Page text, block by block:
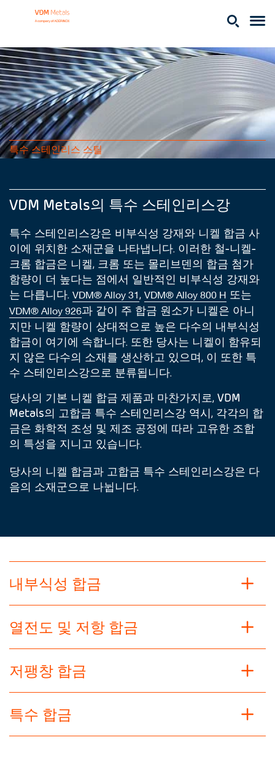
특수 스테인리스 스틸
VDM Metals의 특수 스테인리스강
특수 스테인리스강은 비부식성 강재와 니켈 합금 사
이에 위치한 소재군을 나타냅니다. 이러한 철-니켈-
크롬 합금은 니켈, 크롬 또는 몰리브덴의 합금 첨가
함량이 더 높다는 점에서 일반적인 비부식성 강재와
는 다릅니다.VDM® Alloy 31 ,VDM® Alloy 800 H 또는
VDM® Alloy 926과 같이 주 합금 원소가 니켈은 아니
지만 니켈 함량이 상대적으로 높은 다수의 내부식성
합금이 여기에 속합니다. 또한 당사는 니켈이 함유되
지 않은 다수의 소재를 생산하고 있으며, 이 또한 특
수 스테인리스강으로 분류됩니다.
당사의 기본 니켈 합금 제품과 마찬가지로, VDM
Metals의 고합금 특수 스테인리스강 역시, 각각의 합
금은 화학적 조성 및 제조 공정에 따라 고유한 조합
의 특성을 지니고 있습니다.
당사의 니켈 합금과 고합금 특수 스테인리스강은 다
음의 소재군으로 나뉩니다.
내부식성 합금
열전도 및 저항 합금
저팽창 합금
특수 합금